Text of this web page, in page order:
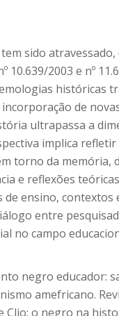
sido
10.639/2003 e nº
históricas
de
ultrapassa a
implica
torno da memória,
e reflexões
ensino,
entre
no campo
negro educador:
amefricano.
Clio: o negro na